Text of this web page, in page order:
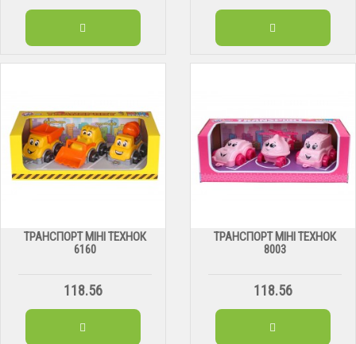
ТРАНСПОРТ МІНІ ТЕХНОК
6160
118.56
ТРАНСПОРТ МІНІ ТЕХНОК
8003
118.56